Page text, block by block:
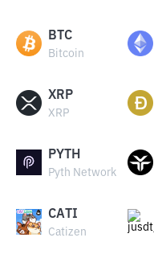
BTC
Bitcoin
XRP
XRP
PYTH
Pyth Network
CATI
Catizen